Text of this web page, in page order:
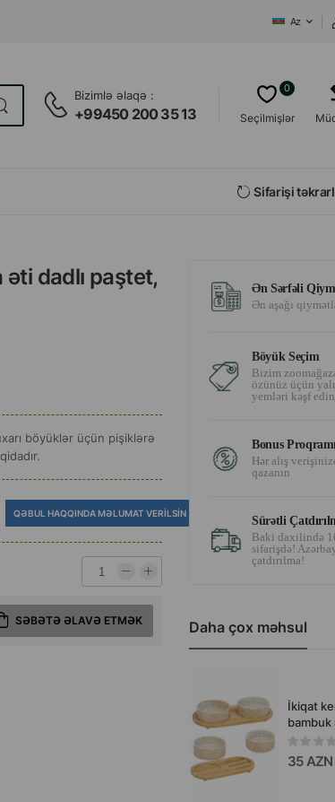
Az
Bizimlə əlaqə :
+99450 200 35 13 Seçilmişlər
0
Sifarişi
dadlı paştet,
böyüklər üçün pişiklərə
QƏBUL HAQQINDA MƏLUMAT VERILSIN
SƏBƏTƏ ƏLAVƏ ETMƏK
Ən Sərfəli
Ən aşağı
Böyük Seçim
Bizim
özünüz üçün
yemləri kəşf
Bonus
Hər alış
qazanın
Sürətli
Baki daxilində
sifarişdə!
çatdırılma!
Daha çox məhsul
İkiqat
bambuk
üçün
dəstdir.
35 AZN